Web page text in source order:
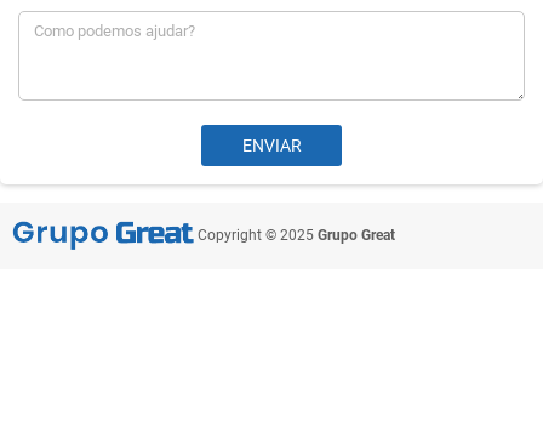
Copyright © 2025 Grupo Great